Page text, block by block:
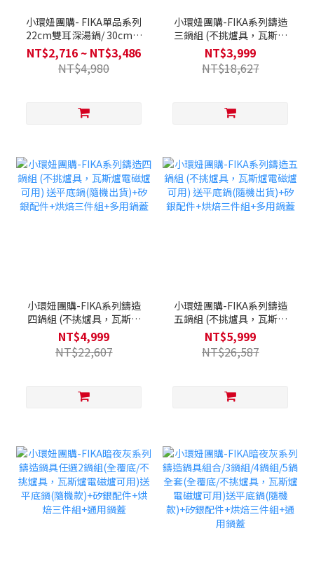
小環妞團購- FIKA單品系列
22cm雙耳深湯鍋/ 30cm炒
鍋 / 26cm炒鍋 /22cm雙耳
湯鍋 / 18cm單柄湯鍋/
28cm平底鍋/ 28cm烤盤 單
NT$2,716 ~ NT$3,486
NT$4,980
小環妞團購-FIKA系列鑄造
三鍋組 (不挑爐具，瓦斯爐
電磁爐可用) 送平底鍋(隨機
出貨)+矽銀配件+烘焙三件
組+多用鍋蓋
NT$3,999
NT$18,627
小環妞團購-FIKA系列鑄造
四鍋組 (不挑爐具，瓦斯爐
電磁爐可用) 送平底鍋(隨機
出貨)+矽銀配件+烘焙三件
組+多用鍋蓋
NT$4,999
NT$22,607
小環妞團購-FIKA系列鑄造
五鍋組 (不挑爐具，瓦斯爐
電磁爐可用) 送平底鍋(隨機
出貨)+矽銀配件+烘焙三件
組+多用鍋蓋
NT$5,999
NT$26,587